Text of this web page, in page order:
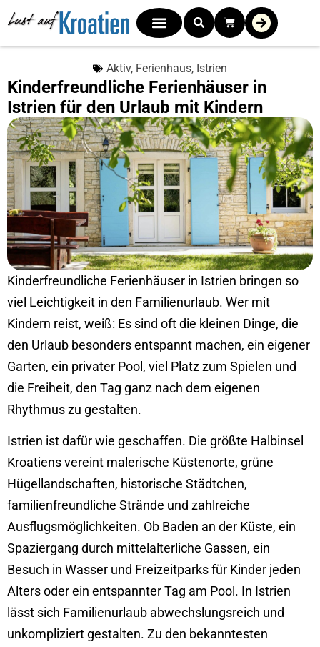
Aktiv, Ferienhaus, Istrien
Kinderfreundliche Ferienhäuser in
Istrien für den Urlaub mit Kindern
Kinderfreundliche Ferienhäuser in Istrien bringen so
viel Leichtigkeit in den Familienurlaub. Wer mit
Kindern reist, weiß: Es sind oft die kleinen Dinge, die
den Urlaub besonders entspannt machen, ein eigener
Garten, ein privater Pool, viel Platz zum Spielen und
die Freiheit, den Tag ganz nach dem eigenen
Rhythmus zu gestalten.
Istrien ist dafür wie geschaffen. Die größte Halbinsel
Kroatiens vereint malerische Küstenorte, grüne
Hügellandschaften, historische Städtchen,
familienfreundliche Strände und zahlreiche
Ausflugsmöglichkeiten. Ob Baden an der Küste, ein
Spaziergang durch mittelalterliche Gassen, ein
Besuch in Wasser und Freizeitparks für Kinder jeden
Alters oder ein entspannter Tag am Pool. In Istrien
lässt sich Familienurlaub abwechslungsreich und
unkompliziert gestalten. Zu den bekanntesten